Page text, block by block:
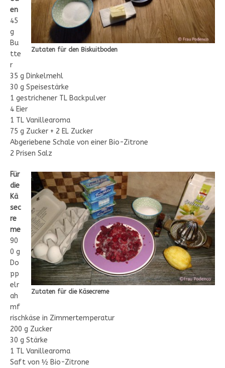
Zutaten für den Biskuitboden
en
45
g
Bu
tte
r
35 g Dinkelmehl
30 g Speisestärke
1 gestrichener TL Backpulver
4 Eier
1 TL Vanillearoma
75 g Zucker + 2 EL Zucker
Abgeriebene Schale von einer Bio-Zitrone
2 Prisen Salz
Zutaten für die Käsecreme
Für
die
Kä
sec
re
me
90
0 g
Do
pp
elr
ah
mf
rischkäse in Zimmertemperatur
200 g Zucker
30 g Stärke
1 TL Vanillearoma
Saft von ½ Bio-Zitrone